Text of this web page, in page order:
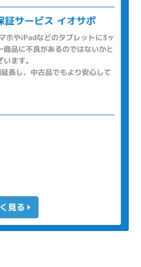
証サービス イオサポ
ホやiPadなどのタブレットに3ヶ
品に不良があるのではないかと
ます。
長し、中古品でもより安心して
見る